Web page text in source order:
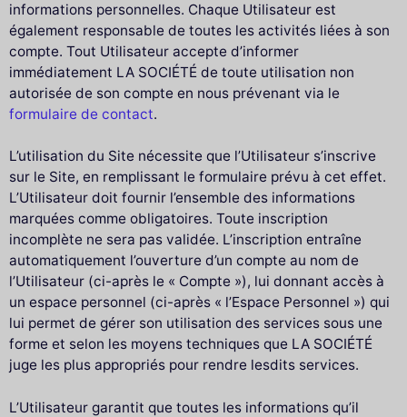
informations personnelles. Chaque Utilisateur est
également responsable de toutes les activités liées à son
compte. Tout Utilisateur accepte d’informer
immédiatement LA SOCIÉTÉ de toute utilisation non
autorisée de son compte en nous prévenant via le
formulaire de contact.
L’utilisation du Site nécessite que l’Utilisateur s’inscrive
sur le Site, en remplissant le formulaire prévu à cet effet.
L’Utilisateur doit fournir l’ensemble des informations
marquées comme obligatoires. Toute inscription
incomplète ne sera pas validée. L’inscription entraîne
automatiquement l’ouverture d’un compte au nom de
l’Utilisateur (ci-après le « Compte »), lui donnant accès à
un espace personnel (ci-après « l’Espace Personnel ») qui
lui permet de gérer son utilisation des services sous une
forme et selon les moyens techniques que LA SOCIÉTÉ
juge les plus appropriés pour rendre lesdits services.
L’Utilisateur garantit que toutes les informations qu’il